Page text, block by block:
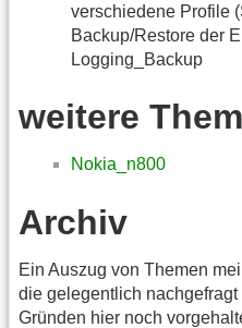
verschiedene Profile
Backup/Restore der
Logging_Backup
weitere
Nokia_n800
Archiv
Ein Auszug von Themen
die gelegentlich
Gründen hier noch